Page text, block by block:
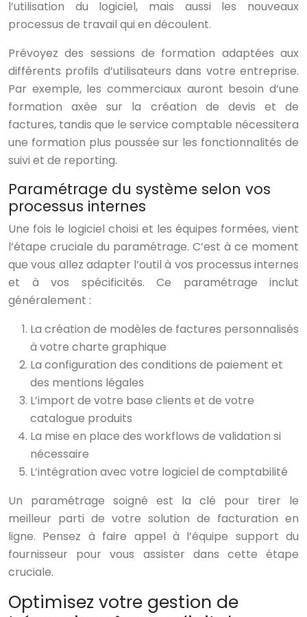
l’utilisation du logiciel, mais aussi les nouveaux
processus de travail qui en découlent.
Prévoyez des sessions de formation adaptées aux
différents profils d’utilisateurs dans votre entreprise.
Par exemple, les commerciaux auront besoin d’une
formation axée sur la création de devis et de
factures, tandis que le service comptable nécessitera
une formation plus poussée sur les fonctionnalités de
suivi et de reporting.
Paramétrage du système selon vos
processus internes
Une fois le logiciel choisi et les équipes formées, vient
l’étape cruciale du paramétrage. C’est à ce moment
que vous allez adapter l’outil à vos processus internes
et à vos spécificités. Ce paramétrage inclut
généralement :
La création de modèles de factures personnalisés
à votre charte graphique
La configuration des conditions de paiement et
des mentions légales
L’import de votre base clients et de votre
catalogue produits
La mise en place des workflows de validation si
nécessaire
L’intégration avec votre logiciel de comptabilité
Un paramétrage soigné est la clé pour tirer le
meilleur parti de votre solution de facturation en
ligne. Pensez à faire appel à l’équipe support du
fournisseur pour vous assister dans cette étape
cruciale.
Optimisez votre gestion de